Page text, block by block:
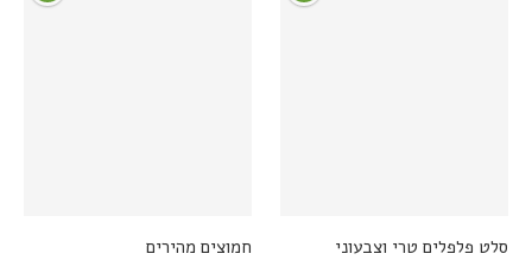
חמוצים מהירים סלט פלפלים טרי וצבעוני